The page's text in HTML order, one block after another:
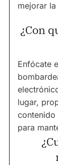
mejorar
¿Con
Enfócate
lugar,
para